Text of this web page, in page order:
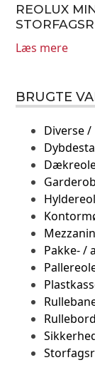
REOLUX
Læs mere
BRUGTE
Diverse
Pakke- /